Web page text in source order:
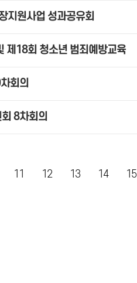
지원사업 성과공유회
제18회 청소년 범죄예방교육
회의
8차회의
11 12 13 14 15